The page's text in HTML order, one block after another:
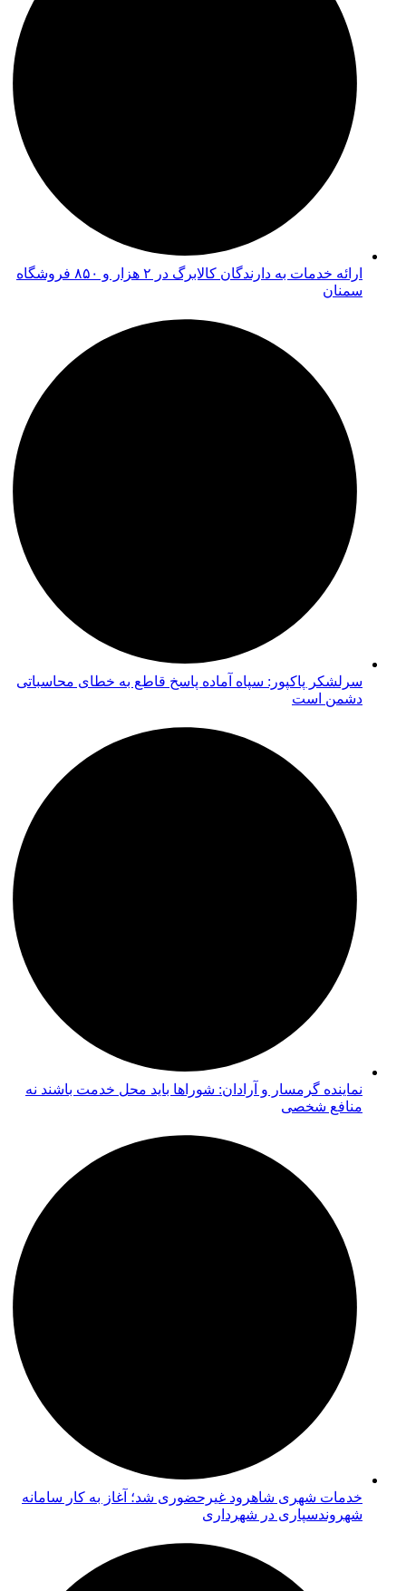
ارائه خدمات به دارندگان کالابرگ در ۲ هزار و ۸۵۰ فروشگاه
سمنان
سرلشکر پاکپور: سپاه آماده پاسخ قاطع به خطای محاسباتی
دشمن است
نماینده گرمسار و آرادان: شوراها باید محل خدمت باشند نه
منافع شخصی
خدمات شهری شاهرود غیرحضوری شد؛ آغاز به کار سامانه
شهروندسپاری در شهرداری